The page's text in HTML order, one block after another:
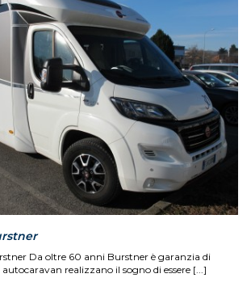
Da oltre 60 anni Burstner è garanzia di
realizzano il sogno di essere [...]